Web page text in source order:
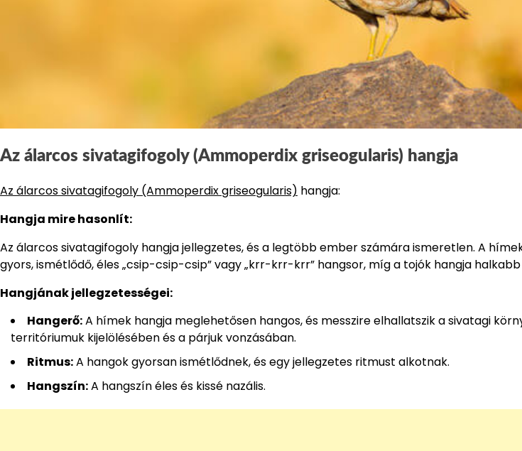
Az álarcos sivatagifogoly (Ammoperdix griseogularis) hangja
Az álarcos sivatagifogoly (Ammoperdix griseogularis) hangja:
Hangja mire hasonlít:
Az álarcos sivatagifogoly hangja jellegzetes, és a legtöbb ember számára ismeretlen. A
gyors, ismétlődő, éles „csip-csip-csip” vagy „krr-krr-krr” hangsor, míg a tojók hangja
Hangjának jellegzetességei:
Hangerő:A hímek hangja meglehetősen hangos, és messzire elhallatszik a sivatagi
territóriumuk kijelölésében és a párjuk vonzásában.
Ritmus:A hangok gyorsan ismétlődnek, és egy jellegzetes ritmust alkotnak.
Hangszín:A hangszín éles és kissé nazális.